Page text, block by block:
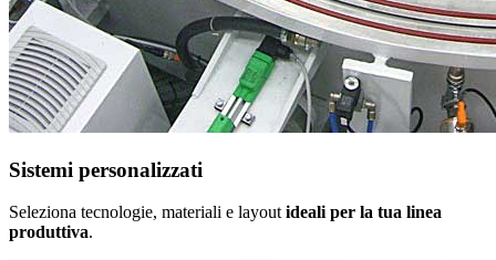
Sistemi personalizzati
Seleziona tecnologie, materiali e layout ideali per la tua linea
produttiva.